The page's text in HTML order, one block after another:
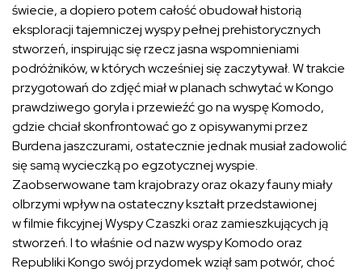
świecie, a dopiero potem całość obudował historią
eksploracji tajemniczej wyspy pełnej prehistorycznych
stworzeń, inspirując się rzecz jasna wspomnieniami
podróżników, w których wcześniej się zaczytywał. W trakcie
przygotowań do zdjęć miał w planach schwytać w Kongo
prawdziwego goryla i przewieźć go na wyspę Komodo,
gdzie chciał skonfrontować go z opisywanymi przez
Burdena jaszczurami, ostatecznie jednak musiał zadowolić
się samą wycieczką po egzotycznej wyspie.
Zaobserwowane tam krajobrazy oraz okazy fauny miały
olbrzymi wpływ na ostateczny kształt przedstawionej
w filmie fikcyjnej Wyspy Czaszki oraz zamieszkujących ją
stworzeń. I to właśnie od nazw wyspy Komodo oraz
Republiki Kongo swój przydomek wziął sam potwór, choć